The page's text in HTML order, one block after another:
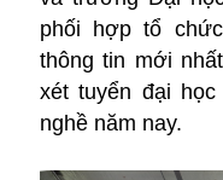
phối hợp tổ
thông tin mới
xét tuyển đại
nghề năm nay.